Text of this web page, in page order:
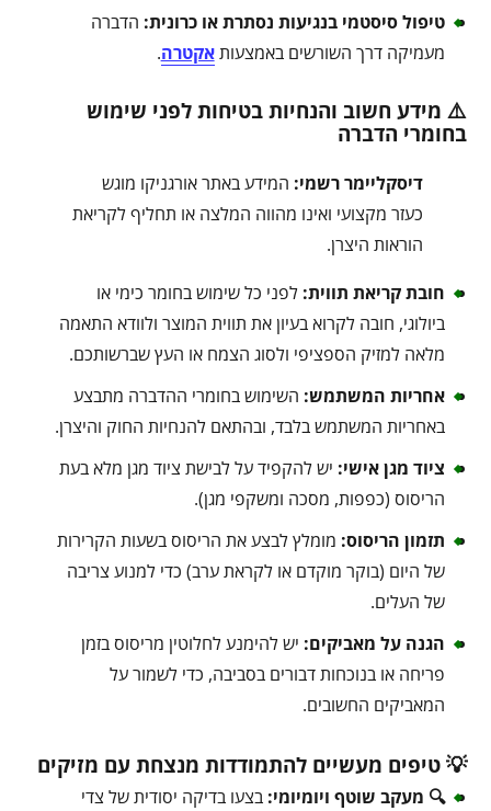
טיפול סיסטמי בנגיעות נסתרת או כרונית: הדברה
מעמיקה דרך השורשים באמצעותאקטרה.
⚠️ מידע חשוב והנחיות בטיחות לפני שימוש
בחומרי הדברה
דיסקליימר רשמי: המידע באתר אורגניקו מוגש
כעזר מקצועי ואינו מהווה המלצה או תחליף לקריאת
הוראות היצרן.
חובת קריאת תווית: לפני כל שימוש בחומר כימי או
ביולוגי, חובה לקרוא בעיון את תווית המוצר ולוודא התאמה
מלאה למזיק הספציפי ולסוג הצמח או העץ שברשותכם.
אחריות המשתמש: השימוש בחומרי ההדברה מתבצע
באחריות המשתמש בלבד, ובהתאם להנחיות החוק והיצרן.
ציוד מגן אישי: יש להקפיד על לבישת ציוד מגן מלא בעת
הריסוס (כפפות, מסכה ומשקפי מגן).
תזמון הריסוס: מומלץ לבצע את הריסוס בשעות הקרירות
של היום (בוקר מוקדם או לקראת ערב) כדי למנוע צריבה
של העלים.
הגנה על מאביקים: יש להימנע לחלוטין מריסוס בזמן
פריחה או בנוכחות דבורים בסביבה, כדי לשמור על
המאביקים החשובים.
💡 טיפים מעשיים להתמודדות מנצחת עם מזיקים
🔍 מעקב שוטף ויומיומי: בצעו בדיקה יסודית של צדי